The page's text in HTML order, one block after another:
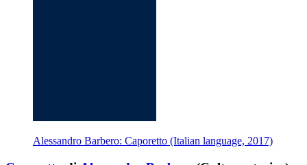
Alessandro Barbero: Caporetto (Italian language, 2017)